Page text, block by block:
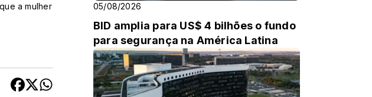
a mulher
05/08/2026
BID amplia para US$ 4 bilhões o fundo
para segurança na América Latina